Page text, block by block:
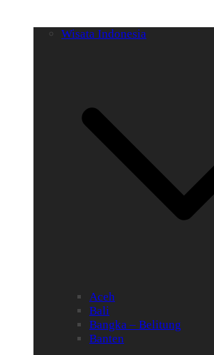
Wisata Indonesia
Aceh
Bali
Bangka – Belitung
Banten